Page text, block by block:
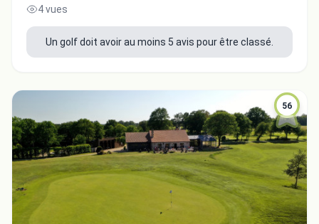
4 vues
Un golf doit avoir au moins 5 avis pour être classé.
56
Intégrer la video